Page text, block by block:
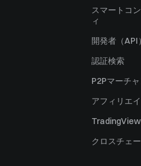
スマートコ
ィ
開発者（API
認証検索
P2Pマーチ
アフィリエ
TradingView
クロスチェ